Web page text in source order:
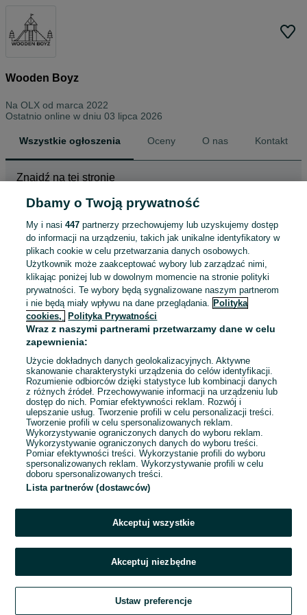
Wooden Boyz
Na OLX od marca 2022
Ostatnio online w dniu 03 lipca 2026
Wszystkie ogłoszenia Oceny O nas Kontakt
Znajdź na tej stronie
Wybierz kategorię
ZNALEŹLIŚMY 0
OGŁOSZEŃ
Sortowanie Opcje przeglądania
Przepraszamy, nie znaleźliśmy tego,
czego szukasz.
Zadzwoń / SMS
Dbamy o Twoją prywatność
My i nasi447 partnerzy przechowujemy lub uzyskujemy dostęp
do informacji na urządzeniu, takich jak unikalne identyfikatory w
plikach cookie w celu przetwarzania danych osobowych.
Użytkownik może zaakceptować wybory lub zarządzać nimi,
klikając poniżej lub w dowolnym momencie na stronie polityki
prywatności. Te wybory będą sygnalizowane naszym partnerom
i nie będą miały wpływu na dane przeglądania. Polityka
cookies,
Polityka Prywatności
Wraz z naszymi partnerami przetwarzamy dane w celu
zapewnienia:
Użycie dokładnych danych geolokalizacyjnych. Aktywne
skanowanie charakterystyki urządzenia do celów identyfikacji.
Rozumienie odbiorców dzięki statystyce lub kombinacji danych
z różnych źródeł. Przechowywanie informacji na urządzeniu lub
dostęp do nich. Pomiar efektywności reklam. Rozwój i
ulepszanie usług. Tworzenie profili w celu personalizacji treści.
Tworzenie profili w celu spersonalizowanych reklam.
Wykorzystywanie ograniczonych danych do wyboru reklam.
Wykorzystywanie ograniczonych danych do wyboru treści.
Pomiar efektywności treści. Wykorzystanie profili do wyboru
spersonalizowanych reklam. Wykorzystywanie profili w celu
doboru spersonalizowanych treści.
Lista partnerów (dostawców)
Akceptuj wszystkie
Akceptuj niezbędne
Ustaw preferencje